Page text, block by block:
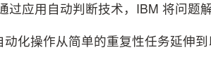
应用自动判断技术，IBM 将问题
化操作从简单的重复性任务延伸